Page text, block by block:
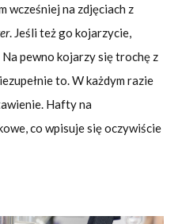
wcześniej na zdjęciach z
. Jeśli też go kojarzycie,
Na pewno kojarzy się trochę z
to. W każdym razie
Hafty na
co wpisuje się oczywiście